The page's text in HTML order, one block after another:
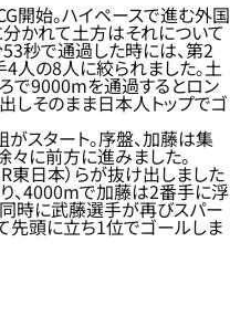
開始。ハイペースで進む外国
かれて土方はそれについて
秒で通過した時には、第2
の8人に絞られました。土
で9000mを通過するとロン
しそのまま日本人トップでゴ
スタート。序盤、加藤は集
々に前方に進みました。
日本）らが抜け出しました
、4000mで加藤は2番手に浮
同時に武藤選手が再びスパー
先頭に立ち1位でゴールしま